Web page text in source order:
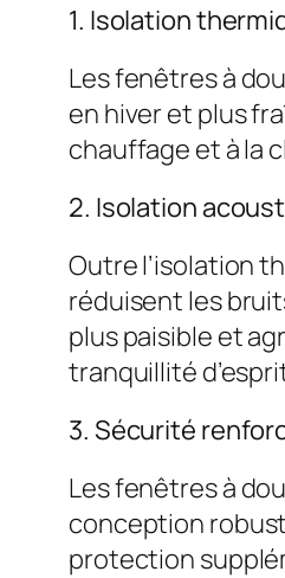
1. Isolation
Les fenêtres à
en hiver et plus
chauffage et à la
2. Isolation
Outre l’isolation
réduisent les
plus paisible et
tranquillité
3. Sécurité
Les fenêtres à
conception
protection